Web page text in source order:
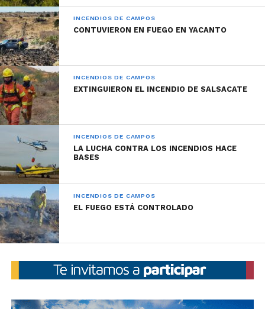
INCENDIOS DE CAMPOS
CONTUVIERON EN FUEGO EN YACANTO
INCENDIOS DE CAMPOS
EXTINGUIERON EL INCENDIO DE SALSACATE
INCENDIOS DE CAMPOS
LA LUCHA CONTRA LOS INCENDIOS HACE
BASES
INCENDIOS DE CAMPOS
EL FUEGO ESTÁ CONTROLADO